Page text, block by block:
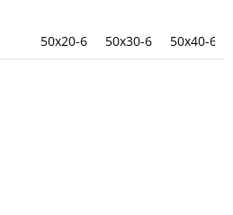
50x20-6 50x30-6 50x40-6